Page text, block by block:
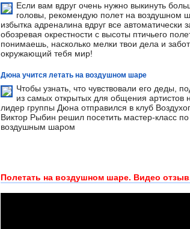
Если вам вдруг очень нужно выкинуть
головы, рекомендую полет на воздушном
избытка адреналина вдруг все автоматически
обозревая окрестности с высоты птичьего
понимаешь, насколько мелки твои дела и
окружающий тебя мир!
Дюна учится летать на воздушном шаре
Чтобы узнать, что чувствовали его деды,
из самых открытых для общения артистов
лидер группы Дюна отправился в клуб
Виктор Рыбин решил посетить мастер-класс
воздушным шаром
Полетать на воздушном шаре. Видео